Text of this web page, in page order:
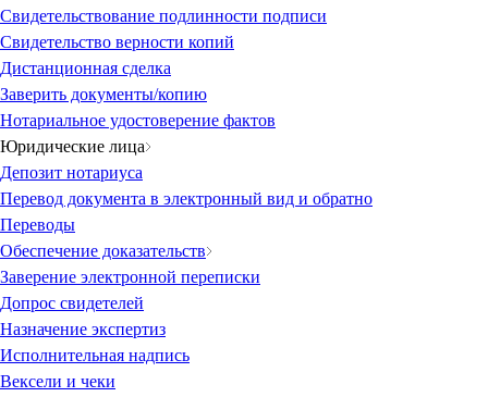
Свидетельствование подлинности подписи
Свидетельство верности копий
Дистанционная сделка
Заверить документы/копию
Нотариальное удостоверение фактов
Юридические лица
Депозит нотариуса
Перевод документа в электронный вид и обратно
Переводы
Обеспечение доказательств
Заверение электронной переписки
Допрос свидетелей
Назначение экспертиз
Исполнительная надпись
Вексели и чеки